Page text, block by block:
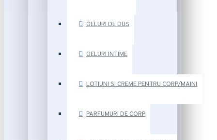
GELURI DE DUS
GELURI INTIME
LOTIUNI SI CREME PENTRU CORP/MAINI
PARFUMURI DE CORP